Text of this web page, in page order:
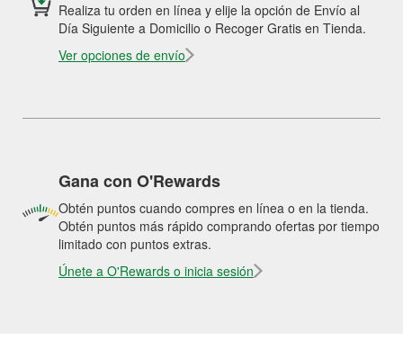
Realiza tu orden en línea y elije la opción de Envío al
Día Siguiente a Domicilio o Recoger Gratis en Tienda.
Ver opciones de envío
Gana con O'Rewards
Obtén puntos cuando compres en línea o en la tienda.
Obtén puntos más rápido comprando ofertas por tiempo
limitado con puntos extras.
Únete a O'Rewards o inicia sesión